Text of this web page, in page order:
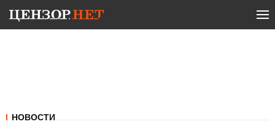
НОВОСТИ